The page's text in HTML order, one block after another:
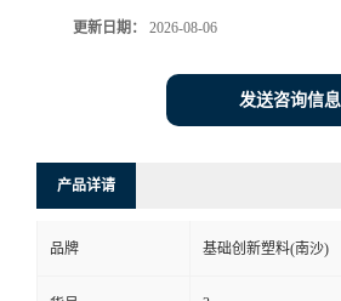
更新日期： 2026-08-06
发送咨询信息
产品详请
品牌 基础创新塑料(南沙)